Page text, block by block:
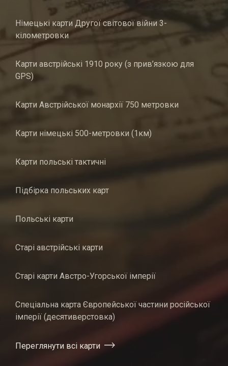
Німецькі карти Другої світової війни 3-
кілометровки
Карти австрійські 1910 року (з прив’язкою для
GPS)
Карти Австрійської монархії 750 метровки
Карти німецькі 500-метровки (1км)
Карти польські тактичні
Підбірка польських карт
Польські карти
Старі австрійські карти
Старі карти Австро-Угорської імперії
Спеціальна карта Європейської частини російської
імперії (десятиверстовка)
Переглянути всі карти